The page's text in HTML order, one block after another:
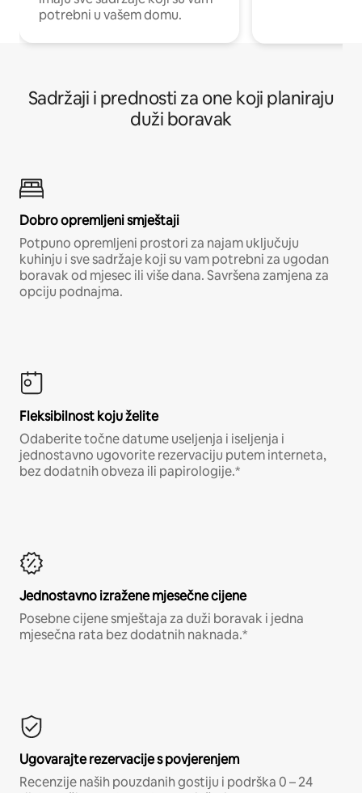
potrebni u vašem domu.
Sadržaji i prednosti za one koji planiraju
duži boravak
Dobro opremljeni smještaji
Potpuno opremljeni prostori za najam uključuju
kuhinju i sve sadržaje koji su vam potrebni za ugodan
boravak od mjesec ili više dana. Savršena zamjena za
opciju podnajma.
Fleksibilnost koju želite
Odaberite točne datume useljenja i iseljenja i
jednostavno ugovorite rezervaciju putem interneta,
bez dodatnih obveza ili papirologije.*
Jednostavno izražene mjesečne cijene
Posebne cijene smještaja za duži boravak i jedna
mjesečna rata bez dodatnih naknada.*
Ugovarajte rezervacije s povjerenjem
Recenzije naših pouzdanih gostiju i podrška 0 – 24